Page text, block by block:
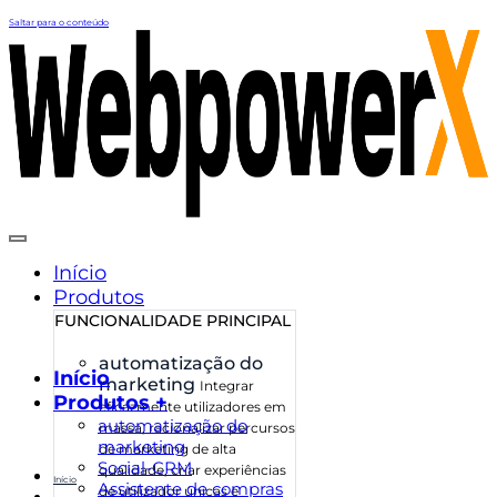
Saltar para o conteúdo
Início
Produtos
FUNCIONALIDADE PRINCIPAL
automatização do
marketing Integrar
eficazmente utilizadores em
massa, racionalizar percursos
de marketing de alta
qualidade, criar experiências
de utilizador únicas e
Início
Produtos +
automatização do
marketing
Social-CRM
Assistente de compras
Início